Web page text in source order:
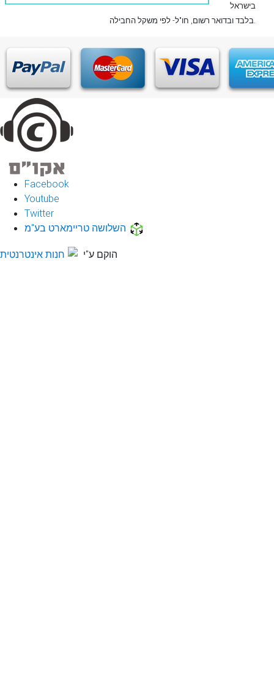
בישראל
בלבדובדואר רשום , חו"ל- לפי משקל החבילה.
Facebook
Youtube
Twitter
השלושה טריימארט בע"מ
הוקם ע"י חנות אינטרנטית